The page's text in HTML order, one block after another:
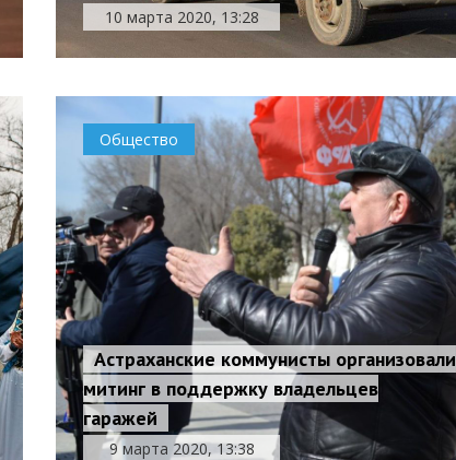
10 марта 2020, 13:28
Общество
Астраханские коммунисты организовали
митинг в поддержку владельцев
гаражей
9 марта 2020, 13:38